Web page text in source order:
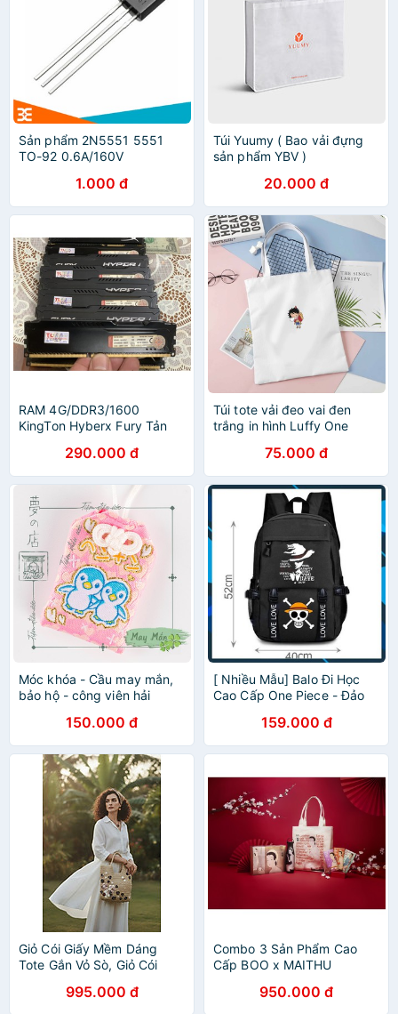
Sản phẩm 2N5551 5551
TO-92 0.6A/160V
1.000 đ
Túi Yuumy ( Bao vải đựng
sản phẩm YBV )
20.000 đ
RAM 4G/DDR3/1600
KingTon Hyberx Fury Tản
290.000 đ
Túi tote vải đeo vai đen
trắng in hình Luffy One
75.000 đ
Móc khóa - Cầu may mắn,
bảo hộ - công viên hải
Nhật Bản150.000 đ
[ Nhiều Mẫu] Balo Đi Học
Cao Cấp One Piece - Đảo
159.000 đ
Giỏ Cói Giấy Mềm Dáng
Tote Gắn Vỏ Sò, Giỏ Cói
995.000 đ
Combo 3 Sản Phẩm Cao
Cấp BOO x MAITHU
950.000 đ